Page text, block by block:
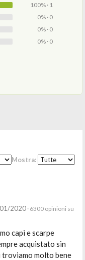
100% · 1
0% · 0
0% · 0
0% · 0
Mostra:
2020· 6300 opinioni su
capi e scarpe
acquistato sin
troviamo molto bene